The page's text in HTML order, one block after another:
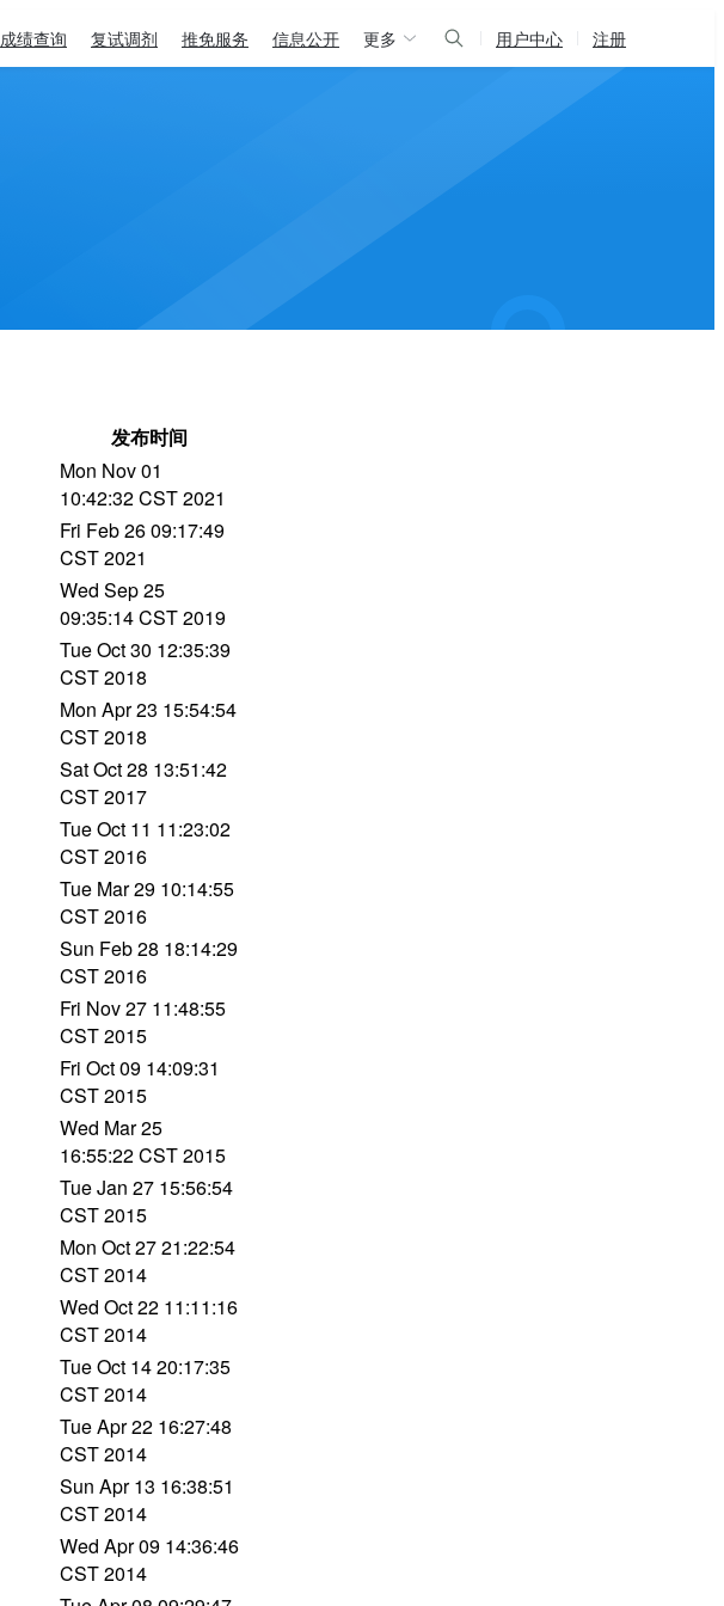
成绩查询 复试调剂 推免服务 信息公开 更多 用户中心 注册
发布时间
Mon Nov 01
10:42:32 CST 2021
Fri Feb 26 09:17:49
CST 2021
Wed Sep 25
09:35:14 CST 2019
Tue Oct 30 12:35:39
CST 2018
Mon Apr 23 15:54:54
CST 2018
Sat Oct 28 13:51:42
CST 2017
Tue Oct 11 11:23:02
CST 2016
Tue Mar 29 10:14:55
CST 2016
Sun Feb 28 18:14:29
CST 2016
Fri Nov 27 11:48:55
CST 2015
Fri Oct 09 14:09:31
CST 2015
Wed Mar 25
16:55:22 CST 2015
Tue Jan 27 15:56:54
CST 2015
Mon Oct 27 21:22:54
CST 2014
Wed Oct 22 11:11:16
CST 2014
Tue Oct 14 20:17:35
CST 2014
Tue Apr 22 16:27:48
CST 2014
Sun Apr 13 16:38:51
CST 2014
Wed Apr 09 14:36:46
CST 2014